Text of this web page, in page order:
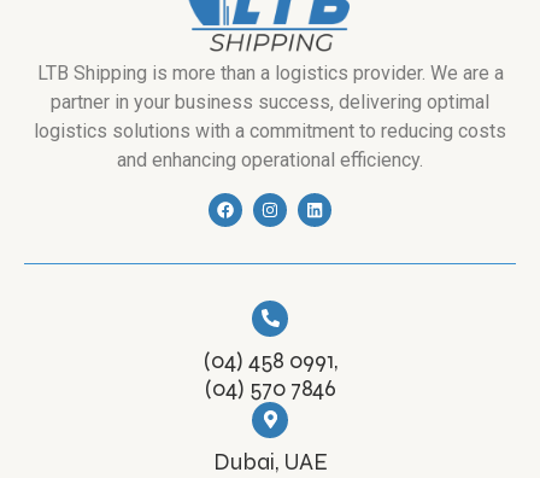
LTB Shipping is more than a logistics provider. We are a
partner in your business success, delivering optimal
logistics solutions with a commitment to reducing costs
and enhancing operational efficiency.
(04) 458 0991,
(04) 570 7846
Dubai, UAE